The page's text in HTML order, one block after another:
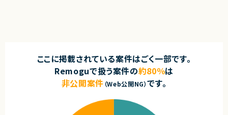
求めるスキル
・Ruby on Rails／Next.jsでの開発のご経験のある方
・AWSの環境下でのご経験のある方
【あると望ましいスキル・経験】
ここに掲載されている案件はごく一部です。
Remoguで扱う案件の約80％は
非公開案件 （Web公開NG）です。